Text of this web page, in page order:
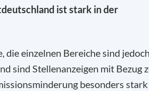
ist stark in der
die einzelnen Bereiche sind jedoch
sind Stellenanzeigen mit Bezug
besonders stark